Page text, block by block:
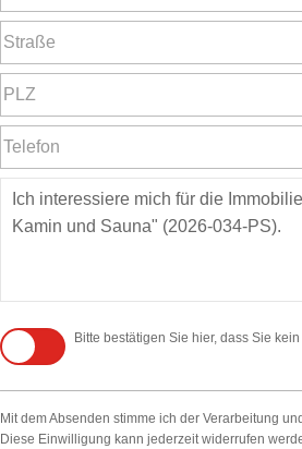
Bitte bestätigen Sie hier, dass Sie
Mit dem Absenden stimme ich der Verarbeitung
Diese Einwilligung kann jederzeit widerrufen